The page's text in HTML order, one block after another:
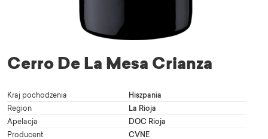
Cerro De La Mesa Crianza
Kraj pochodzenia
Hiszpania
Region
La Rioja
Apelacja
DOC Rioja
Producent
CVNE